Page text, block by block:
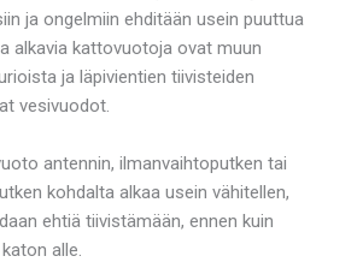
ja ongelmiin ehditään usein puuttua
alkavia kattovuotoja ovat muun
ja läpivientien tiivisteiden
vesivuodot.
antennin, ilmanvaihtoputken tai
kohdalta alkaa usein vähitellen,
ehtiä tiivistämään, ennen kuin
alle.